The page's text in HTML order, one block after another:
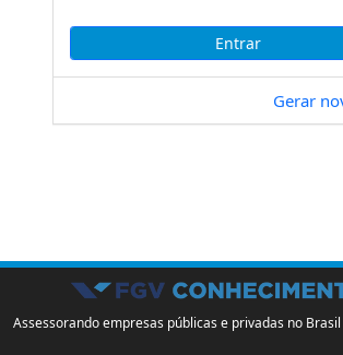
Gerar
Assessorando empresas públicas e privadas no